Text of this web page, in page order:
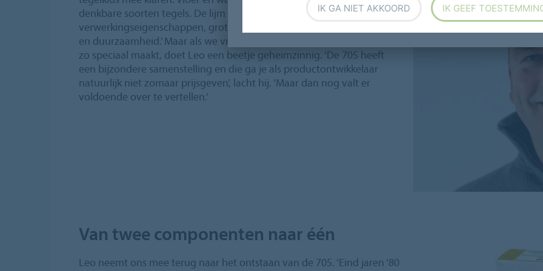
denkbare soorten tegels. De lijm is geliefd door zijn prettige
verwerkingseigenschappen, grote aanvangskleefkracht, eindhechting
en duurzaamheid.’ Maar als we vragen wat deze Speciaallijm dan toch
zo speciaal maakt, doet Leo een beetje geheimzinnig. ‘De 705 heeft
een bijzondere samenstelling en die ga je als productontwikkelaar
natuurlijk niet zomaar prijsgeven’, lacht hij. ‘Maar dan nog valt er
voldoende over te vertellen.’
Van twee componenten naar één
Leo neemt ons mee terug naar het ontstaan van de 705. ‘Eind jaren ‘80
IK GA NIET AKKOORD IK GEEF